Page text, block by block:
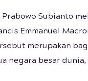
Subianto
Emmanuel
merupakan
negara besar dunia,